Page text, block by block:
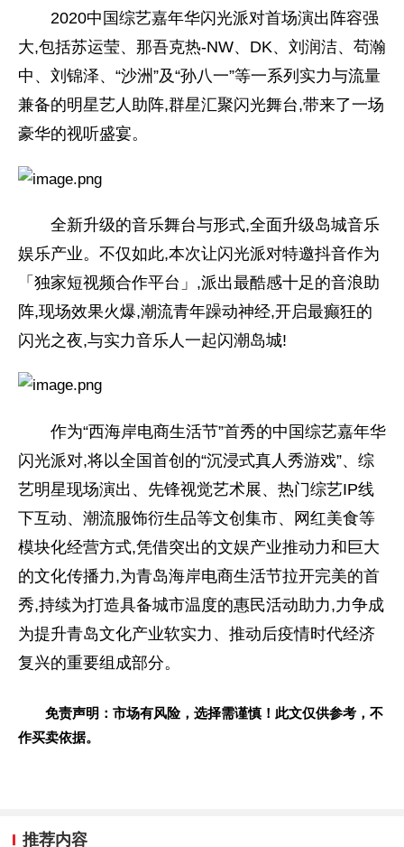
2020中国综艺嘉年华闪光派对首场演出阵容强
大,包括苏运莹、那吾克热-NW、DK、刘润洁、苟瀚
中、刘锦泽、“沙洲”及“孙八一”等一系列实力与流量
兼备的明星艺人助阵,群星汇聚闪光舞台,带来了一场
豪华的视听盛宴。
全新升级的音乐舞台与形式,全面升级岛城音乐
娱乐产业。不仅如此,本次让闪光派对特邀抖音作为
「独家短视频合作平台」,派出最酷感十足的音浪助
阵,现场效果火爆,潮流青年躁动神经,开启最癫狂的
闪光之夜,与实力音乐人一起闪潮岛城!
作为“西海岸电商生活节”首秀的中国综艺嘉年华
闪光派对,将以全国首创的“沉浸式真人秀游戏”、综
艺明星现场演出、先锋视觉艺术展、热门综艺IP线
下互动、潮流服饰衍生品等文创集市、网红美食等
模块化经营方式,凭借突出的文娱产业推动力和巨大
的文化传播力,为青岛海岸电商生活节拉开完美的首
秀,持续为打造具备城市温度的惠民活动助力,力争成
为提升青岛文化产业软实力、推动后疫情时代经济
复兴的重要组成部分。
免责声明：市场有风险，选择需谨慎！此文仅供参考，不
作买卖依据。
推荐内容